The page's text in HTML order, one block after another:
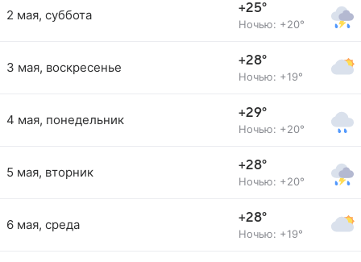
2 мая, суббота +25°
Ночью: +20°
3 мая, воскресенье +28°
Ночью: +19°
4 мая, понедельник +29°
Ночью: +20°
5 мая, вторник +28°
Ночью: +20°
6 мая, среда +28°
Ночью: +19°